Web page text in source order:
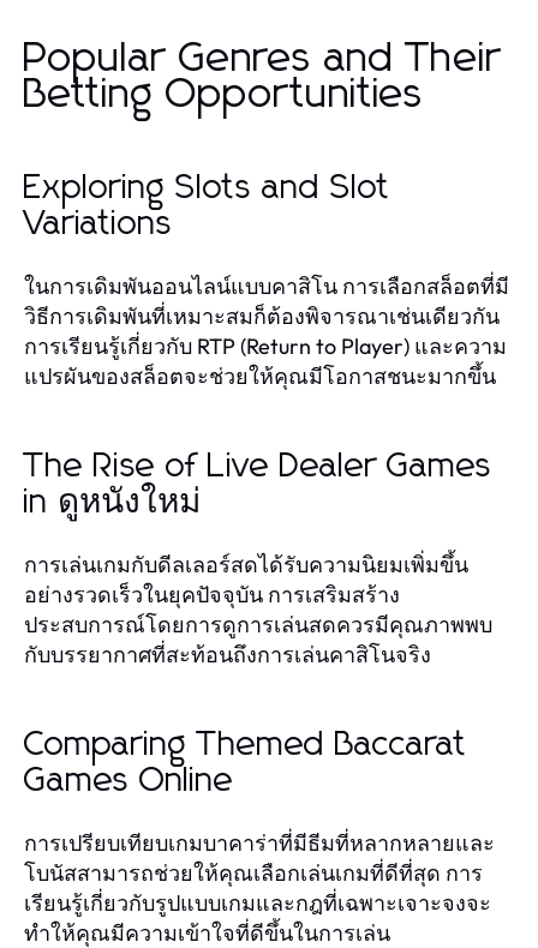
Popular Genres and Their
Betting Opportunities
Exploring Slots and Slot
Variations
ในการเดิมพันออนไลน์แบบคาสิโน การเลือกสล็อตที่มี
วิธีการเดิมพันที่เหมาะสมก็ต้องพิจารณาเช่นเดียวกัน
การเรียนรู้เกี่ยวกับ RTP (Return to Player) และความ
แปรผันของสล็อตจะช่วยให้คุณมีโอกาสชนะมากขึ้น
The Rise of Live Dealer Games
in ดูหนังใหม่
การเล่นเกมกับดีลเลอร์สดได้รับความนิยมเพิ่มขึ้น
อย่างรวดเร็วในยุคปัจจุบัน การเสริมสร้าง
ประสบการณ์โดยการดูการเล่นสดควรมีคุณภาพพบ
กับบรรยากาศที่สะท้อนถึงการเล่นคาสิโนจริง
Comparing Themed Baccarat
Games Online
การเปรียบเทียบเกมบาคาร่าที่มีธีมที่หลากหลายและ
โบนัสสามารถช่วยให้คุณเลือกเล่นเกมที่ดีที่สุด การ
เรียนรู้เกี่ยวกับรูปแบบเกมและกฎที่เฉพาะเจาะจงจะ
ทำให้คุณมีความเข้าใจที่ดีขึ้นในการเล่น